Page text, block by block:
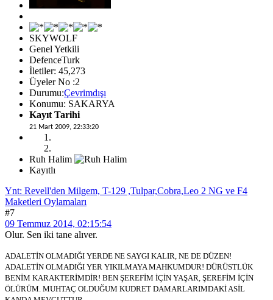
SKYWOLF
Genel Yetkili
DefenceTurk
İletiler: 45,273
Üyeler No :2
Durumu:Çevrimdışı
Konumu: SAKARYA
Kayıt Tarihi
21 Mart 2009, 22:33:20
Ruh Halim
Kayıtlı
Ynt: Revell'den Milgem, T-129 ,Tulpar,Cobra,Leo 2 NG ve F4
Maketleri Oylamaları
#7
09 Temmuz 2014, 02:15:54
Olur. Sen iki tane alıver.
ADALETİN OLMADIĞI YERDE NE SAYGI KALIR, NE DE DÜZEN!
ADALETİN OLMADIĞI YER YIKILMAYA MAHKUMDUR! DÜRÜSTLÜK
BENİM KARAKTERİMDİR! BEN ŞEREFİM İÇİN YAŞAR, ŞEREFİM İÇİN
ÖLÜRÜM. MUHTAÇ OLDUĞUM KUDRET DAMARLARIMDAKİ ASİL